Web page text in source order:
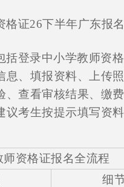
格证26下半年广东报
括登录中小学教师资
息、填报资料、上传
、查看审核结果、缴
议考生按提示填写资
师资格证报名全流程
细